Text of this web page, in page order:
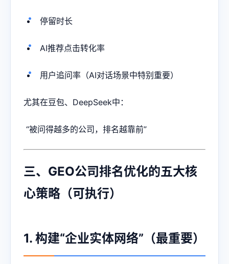
停留时长
AI推荐点击转化率
用户追问率（AI对话场景中特别重要）
尤其在豆包、DeepSeek中：
“被问得越多的公司，排名越靠前”
三、GEO公司排名优化的五大核
心策略（可执行）
1. 构建“企业实体网络”（最重要）